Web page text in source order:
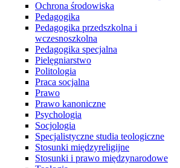
Ochrona środowiska
Pedagogika
Pedagogika przedszkolna i
wczesnoszkolna
Pedagogika specjalna
Pielęgniarstwo
Politologia
Praca socjalna
Prawo
Prawo kanoniczne
Psychologia
Socjologia
Specjalistyczne studia teologiczne
Stosunki międzyreligijne
Stosunki i prawo międzynarodowe